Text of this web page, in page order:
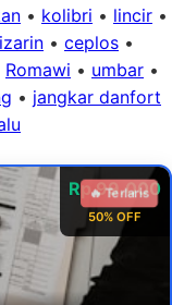
• kolibri • lincir •
• ceplos •
Romawi • umbar •
• jangkar danfort
Rp 99.000
50% OFF
🔥 Terlaris